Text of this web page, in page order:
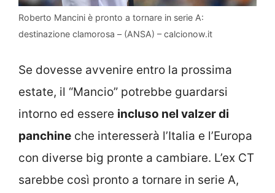
Roberto Mancini è pronto a tornare in serie A:
destinazione clamorosa – (ANSA) – calcionow.it
Se dovesse avvenire entro la prossima
estate, il “Mancio” potrebbe guardarsi
intorno ed essere incluso nel valzer di
panchine che interesserà l’Italia e l’Europa
con diverse big pronte a cambiare. L’ex CT
sarebbe così pronto a tornare in serie A,